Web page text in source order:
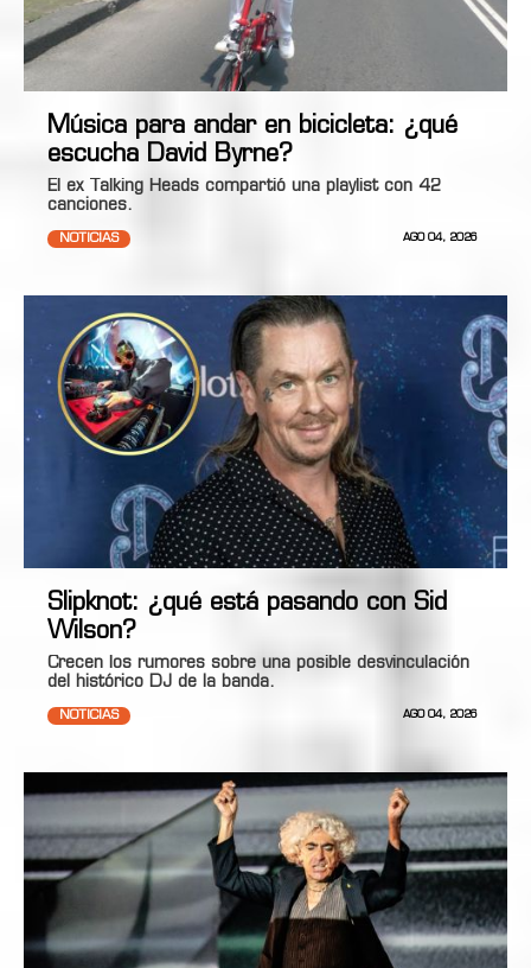
Música para andar en bicicleta: ¿qué
escucha David Byrne?
El ex Talking Heads compartió una playlist con 42
canciones.
NOTICIAS AGO 04, 2026
Slipknot: ¿qué está pasando con Sid
Wilson?
Crecen los rumores sobre una posible desvinculación
del histórico DJ de la banda.
NOTICIAS AGO 04, 2026